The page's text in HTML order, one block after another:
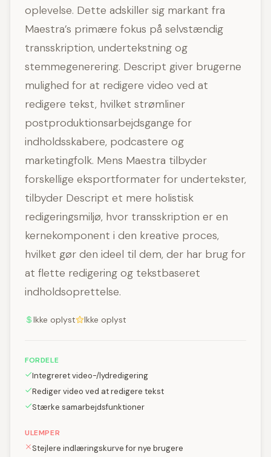
oplevelse. Dette adskiller sig markant fra
Maestra’s primære fokus på selvstændig
transskription, undertekstning og
stemmegenerering. Descript giver brugerne
mulighed for at redigere video ved at
redigere tekst, hvilket strømliner
postproduktionsarbejdsgange for
indholdsskabere, podcastere og
marketingfolk. Mens Maestra tilbyder
forskellige eksportformater for undertekster,
tilbyder Descript et mere holistisk
redigeringsmiljø, hvor transskription er en
kernekomponent i den kreative proces,
hvilket gør den ideel til dem, der har brug for
at flette redigering og tekstbaseret
indholdsoprettelse.
Ikke oplyst Ikke oplyst
FORDELE
Integreret video-/lydredigering
Rediger video ved at redigere tekst
Stærke samarbejdsfunktioner
ULEMPER
Stejlere indlæringskurve for nye brugere